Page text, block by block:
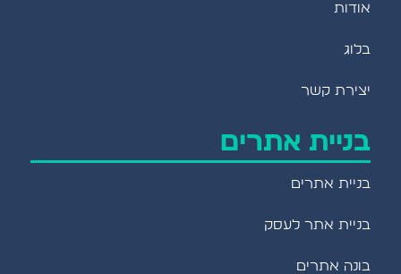
אודות
בלוג
יצירת קשר
בניית אתרים
בניית אתרים
בניית אתר לעסק
בונה אתרים